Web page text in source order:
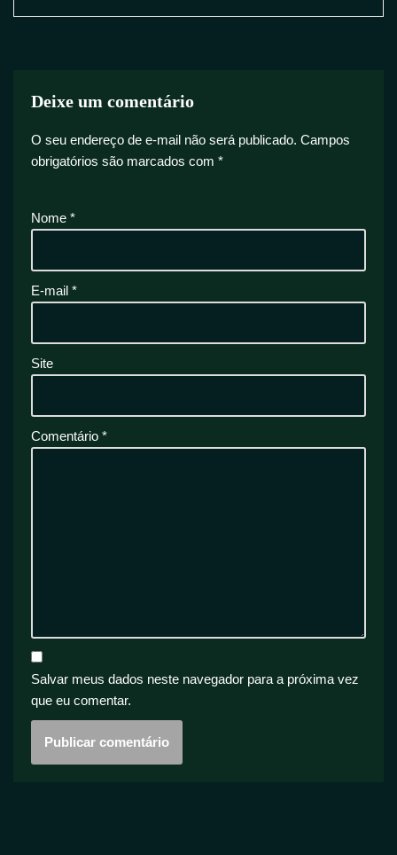
Deixe um comentário
O seu endereço de e-mail não será publicado. Campos
obrigatórios são marcados com *
Nome *
E-mail *
Site
Comentário *
Salvar meus dados neste navegador para a próxima vez
que eu comentar.